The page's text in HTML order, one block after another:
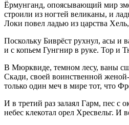
Ёрмунганд, опоясывающий мир
строили из ногтей великаны, и
Локи повел ладью из царства
Поскольку Биврёст рухнул, асы и
и с копьем Гунгнир в руке. Тор и
В Мюрквиде, темном лесу, ваны
Скади, своей воинственной
только один меч в мире тот, что
И в третий раз залаял Гарм, пес
небес клекотал орел Хресвельг. И